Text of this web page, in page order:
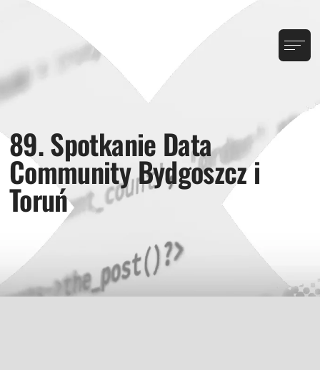
89. Spotkanie Data
Community Bydgoszcz i
Toruń